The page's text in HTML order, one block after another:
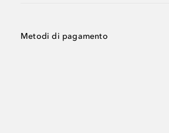
Metodi di pagamento